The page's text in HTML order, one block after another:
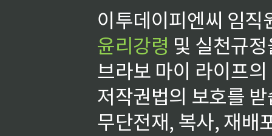
이투데이피엔씨 임
윤리강령 및 실천규
브라보 마이 라이프
저작권법의 보호를
무단전재, 복사, 재배